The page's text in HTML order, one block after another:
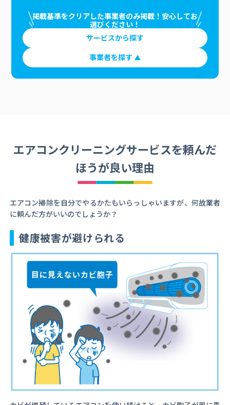
掲載基準をクリアした事業者のみ掲載！安心してお
選びください！
サービスから探す
事業者を探す
エアコンクリーニングサービスを頼んだ
ほうが良い理由
エアコン掃除を自分でやるかたもいらっしゃいますが、何故業者
に頼んだ方がいいのでしょうか？
健康被害が避けられる